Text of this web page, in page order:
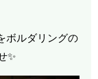
ボルダリングの
✨